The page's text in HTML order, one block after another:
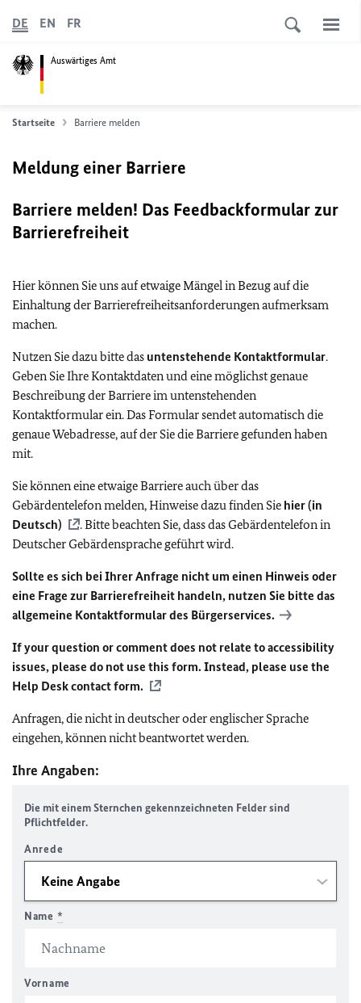
Auswärtiges Amt
DE EN FR
Startseite Barriere melden
Meldung einer Barriere
Barriere melden! Das Feedbackformular zur
Barrierefreiheit
Hier können Sie uns auf etwaige Mängel in Bezug auf die
Einhaltung der Barrierefreiheitsanforderungen aufmerksam
machen.
Nutzen Sie dazu bitte das untenstehende Kontaktformular.
Geben Sie Ihre Kontaktdaten und eine möglichst genaue
Beschreibung der Barriere im untenstehenden
Kontaktformular ein. Das Formular sendet automatisch die
genaue Webadresse, auf der Sie die Barriere gefunden haben
mit.
Sie können eine etwaige Barriere auch über das
Gebärdentelefon melden, Hinweise dazu finden Sie hier (in
Deutsch)
. Bitte beachten Sie, dass das Gebärdentelefon in
Deutscher Gebärdensprache geführt wird.
Sollte es sich bei Ihrer Anfrage nicht um einen Hinweis oder
eine Frage zur Barrierefreiheit handeln, nutzen Sie bitte das
allgemeine Kontaktformular des Bürgerservices.
If your question or comment does not relate to accessibility
issues, please do not use this form. Instead, please use the
Help Desk contact form.
Anfragen, die nicht in deutscher oder englischer Sprache
eingehen, können nicht beantwortet werden.
Ihre Angaben:
Die mit einem Sternchen gekennzeichneten Felder sind
Pflichtfelder.
Anrede
Name *
Vorname